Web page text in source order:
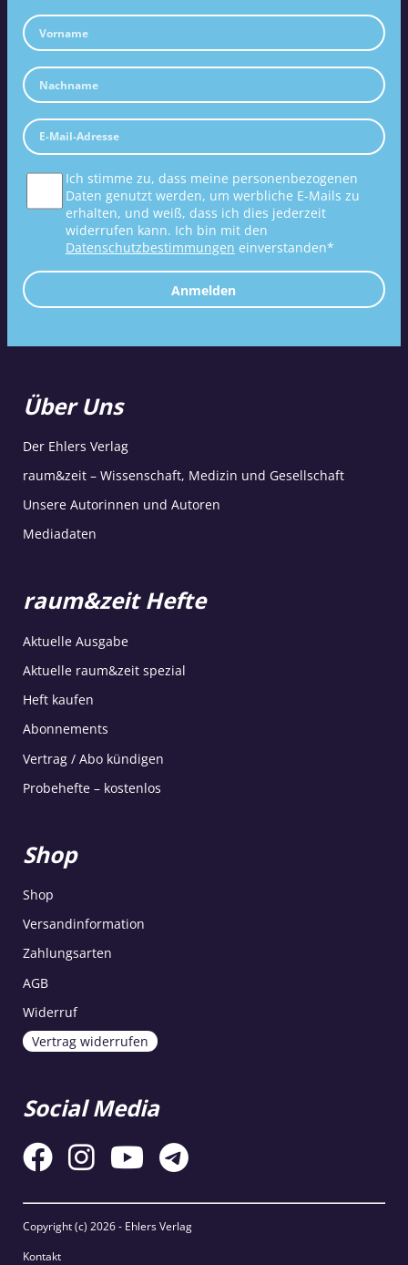
Ich stimme zu, dass meine personenbezogenen
Daten genutzt werden, um werbliche E-Mails zu
erhalten, und weiß, dass ich dies jederzeit
widerrufen kann. Ich bin mit den
Datenschutzbestimmungen einverstanden*
Anmelden
Über Uns
Der Ehlers Verlag
raum&zeit – Wissenschaft, Medizin und Gesellschaft
Unsere Autorinnen und Autoren
Mediadaten
raum&zeit Hefte
Aktuelle Ausgabe
Aktuelle raum&zeit spezial
Heft kaufen
Abonnements
Vertrag / Abo kündigen
Probehefte – kostenlos
Shop
Shop
Versandinformation
Zahlungsarten
AGB
Widerruf
Vertrag widerrufen
Social Media
Copyright (c) 2026 - Ehlers Verlag
Kontakt